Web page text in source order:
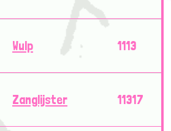
Wulp 1113
Zanglijster 11317